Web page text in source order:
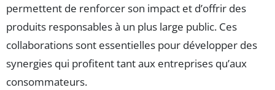
permettent de renforcer son impact et d’offrir des
produits responsables à un plus large public. Ces
collaborations sont essentielles pour développer des
synergies qui profitent tant aux entreprises qu’aux
consommateurs.